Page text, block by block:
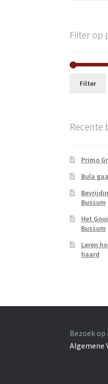
Filter op
Filter
Recente
Primo
Bula
Bussum
Het
Bussum
Leren
haard
Bezoek op
Algemene